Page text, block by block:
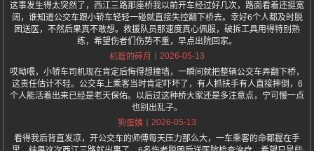
这事发生得太突然了，西江三路那座桥我以前开车经过好几次，路面看着还挺宽
阔，谁知道公交车跟小轿车轻轻一碰就直接失控翻下桥去。幸好6个人都及时脱
困送医，不然后果真不敢想。救援队员那速度真心佩服，破拆工具用得特别熟
练，希望伤者们伤势不重，早点出院回家。
机智的碎月
2026-05-13
哎呦喂，小轿车司机现在肯定后悔得想撞墙，一瞬间就把整辆公交车弄翻下桥，
这责任估计不轻。公交车上乘客当时肯定吓坏了，有人抓扶手有人直接摔倒，6
个人能活着出来已经是老天保佑。以后过这种桥大家还是多注意点，宁可慢一点
也别出乱子。
狗蛋姨
2026-05-13
看得我后背直发凉，开公交车的师傅每天压力那么大，一车乘客的命都握在手